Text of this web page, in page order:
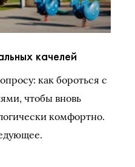
качелей
как бороться с
чтобы вновь
комфортно.